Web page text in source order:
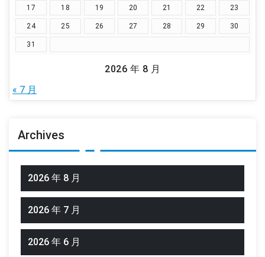
2026 年 8 月
17 18 19 20 21 22 23
24 25 26 27 28 29 30
31
« 7 月
Archives
2026 年 8 月
2026 年 7 月
2026 年 6 月